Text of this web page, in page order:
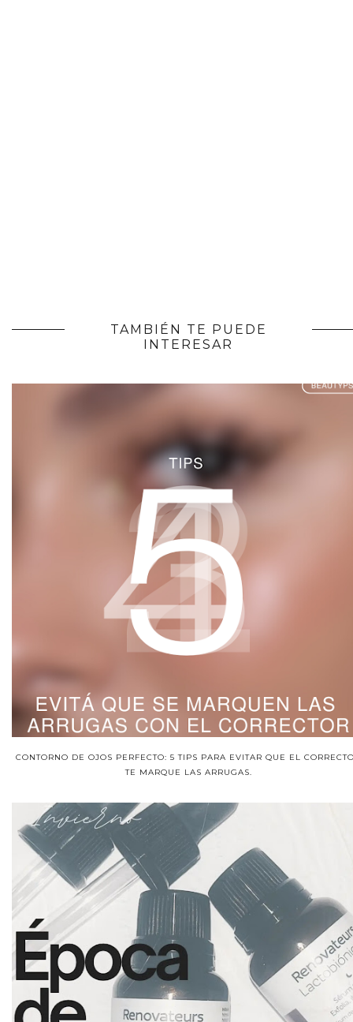
TAMBIÉN TE PUEDE
INTERESAR
CONTORNO DE OJOS PERFECTO: 5 TIPS PARA EVITAR QUE EL
TE MARQUE LAS ARRUGAS.